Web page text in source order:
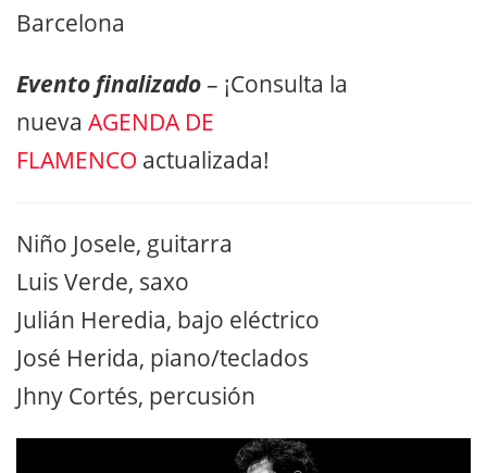
Barcelona
Evento finalizado– ¡Consulta la
nueva AGENDA DE
FLAMENCO actualizada!
Niño Josele, guitarra
Luis Verde, saxo
Julián Heredia, bajo eléctrico
José Herida, piano/teclados
Jhny Cortés, percusión